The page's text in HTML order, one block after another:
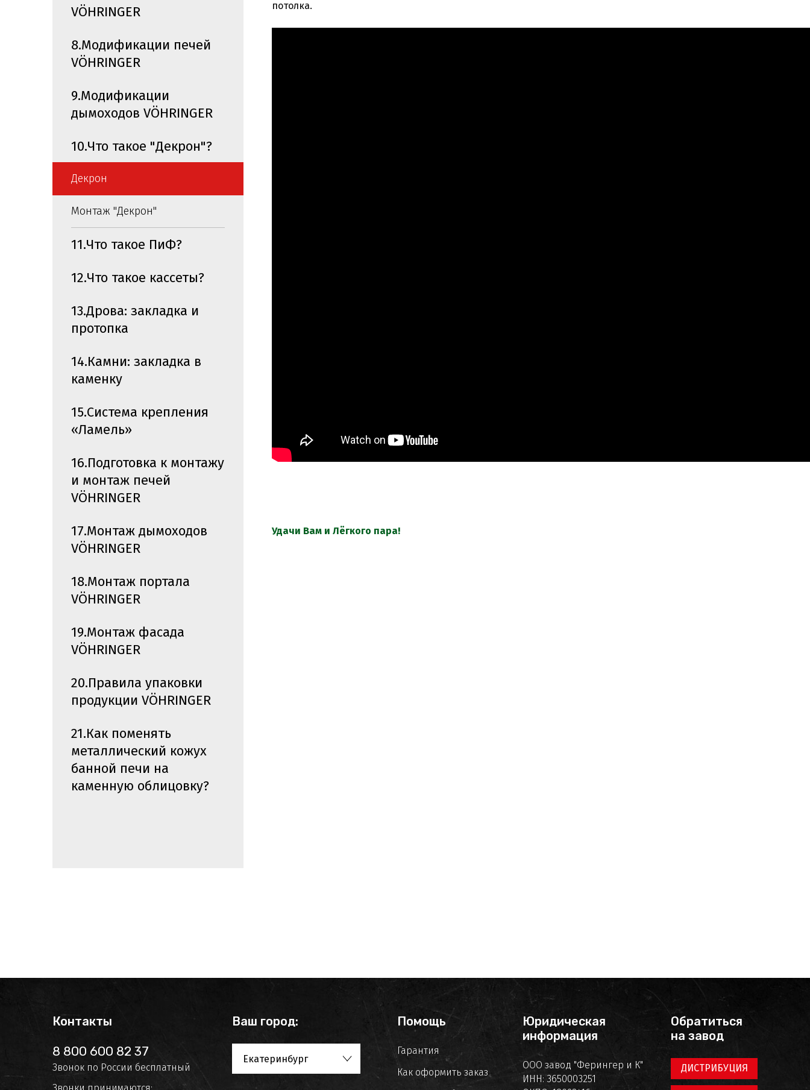
VÖHRINGER
8.Модификации печей
VÖHRINGER
9.Модификации
дымоходов VÖHRINGER
10.Что такое "Декрон"?
Декрон
Монтаж "Декрон"
11.Что такое ПиФ?
12.Что такое кассеты?
13.Дрова: закладка и
протопка
14.Камни: закладка в
каменку
15.Система крепления
«Ламель»
16.Подготовка к монтажу
и монтаж печей
VÖHRINGER
17.Монтаж дымоходов
VÖHRINGER
18.Монтаж портала
VÖHRINGER
19.Монтаж фасада
VÖHRINGER
20.Правила упаковки
продукции VÖHRINGER
21.Как поменять
металлический кожух
банной печи на
каменную облицовку?
потолка.
Удачи Вам и Лёгкого пара!
Контакты
8 800 600 82 37
Звонок по России бесплатный
Ваш город:
Екатеринбург
Помощь
Гарантия
Как оформить заказ
Юридическая
информация
ООО завод "Ферингер и К"
ИНН: 3650003251
Обратиться
на завод
ДИСТРИБУЦИЯ